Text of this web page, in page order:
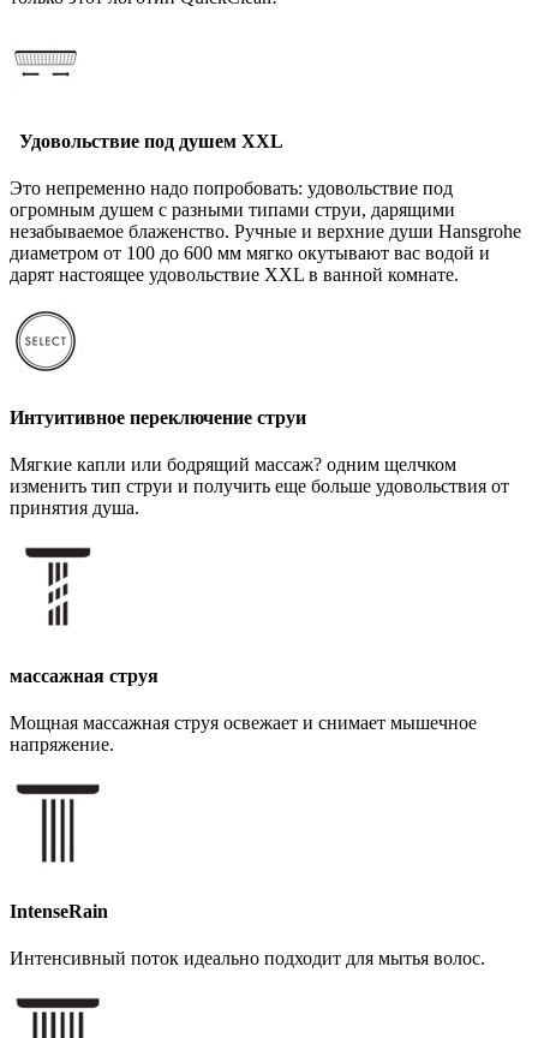
Удовольствие под душем XXL
Это непременно надо попробовать: удовольствие под
огромным душем с разными типами струи, дарящими
незабываемое блаженство. Ручные и верхние души Hansgrohe
диаметром от 100 до 600 мм мягко окутывают вас водой и
дарят настоящее удовольствие XXL в ванной комнате.
Интуитивное переключение струи
Мягкие капли или бодрящий массаж? одним щелчком
изменить тип струи и получить еще больше удовольствия от
принятия душа.
массажная струя
Мощная массажная струя освежает и снимает мышечное
напряжение.
IntenseRain
Интенсивный поток идеально подходит для мытья волос.